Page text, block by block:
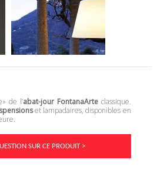
de l’abat-jour FontanaArteclassique.
et lampadaires, disponibles en
SUR CE PRODUIT >